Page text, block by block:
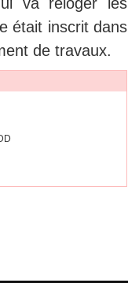
était inscrit dans
de travaux.